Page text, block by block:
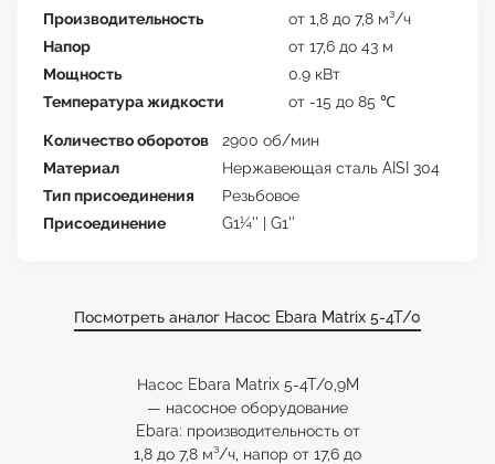
Производительность
от 1,8 до 7,8 м³/ч
Напор
от 17,6 до 43 м
Мощность
0.9 кВт
Температура жидкости
от -15 до 85 ℃
Количество оборотов
2900 об/мин
Материал
Нержавеющая сталь AISI 304
Тип присоединения
Резьбовое
Присоединение
G1¼'' | G1''
Посмотреть аналог Насос Ebara Matrix 5-4T/0
Насос Ebara Matrix 5-4T/0,9M
— насосное оборудование
Ebara: производительность от
1,8 до 7,8 м³/ч, напор от 17,6 до